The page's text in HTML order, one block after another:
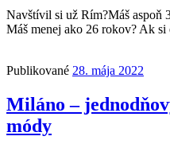
Navštívil si už Rím?Máš aspoň
Máš menej ako 26 rokov? Ak
Publikované 28. mája 2022
Miláno –
módy